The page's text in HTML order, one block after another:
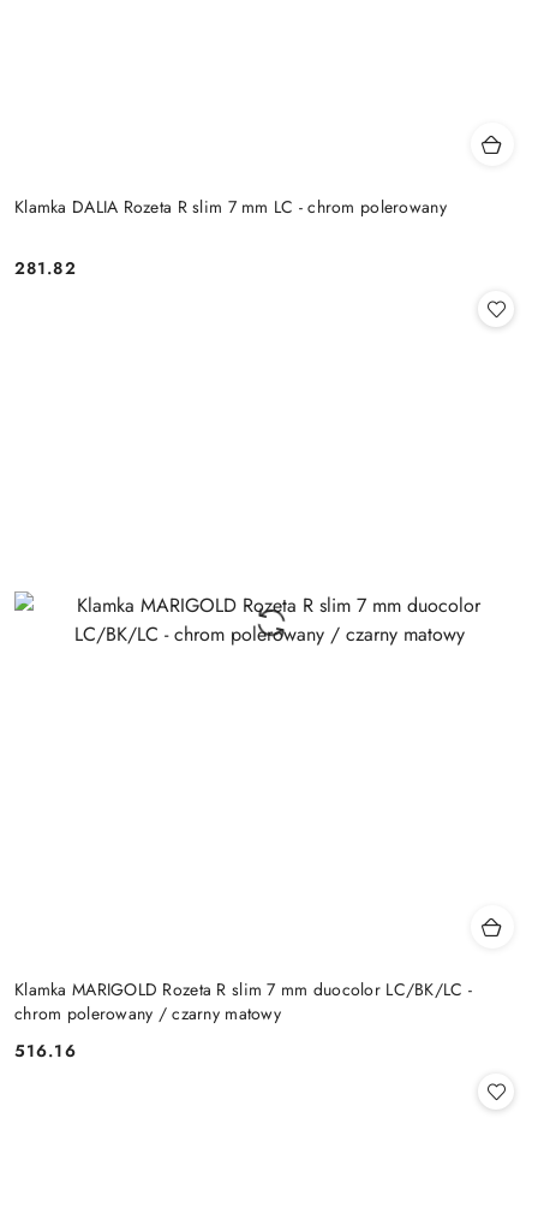
Klamka DALIA Rozeta R slim 7 mm LC - chrom polerowany
Cena:
281.82
Klamka MARIGOLD Rozeta R slim 7 mm duocolor LC/BK/LC -
chrom polerowany / czarny matowy
Cena:
516.16